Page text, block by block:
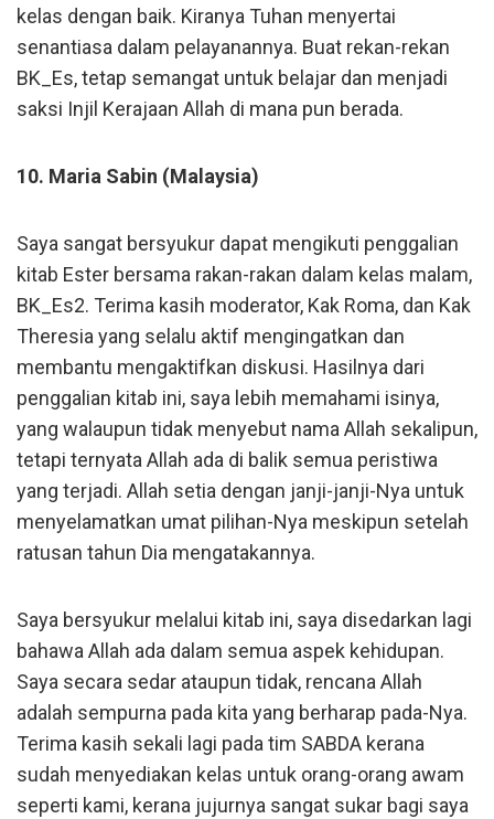
kelas dengan baik. Kiranya Tuhan menyertai
senantiasa dalam pelayanannya. Buat rekan-rekan
BK_Es, tetap semangat untuk belajar dan menjadi
saksi Injil Kerajaan Allah di mana pun berada.
10. Maria Sabin (Malaysia)
Saya sangat bersyukur dapat mengikuti penggalian
kitab Ester bersama rakan-rakan dalam kelas malam,
BK_Es2. Terima kasih moderator, Kak Roma, dan Kak
Theresia yang selalu aktif mengingatkan dan
membantu mengaktifkan diskusi. Hasilnya dari
penggalian kitab ini, saya lebih memahami isinya,
yang walaupun tidak menyebut nama Allah sekalipun,
tetapi ternyata Allah ada di balik semua peristiwa
yang terjadi. Allah setia dengan janji-janji-Nya untuk
menyelamatkan umat pilihan-Nya meskipun setelah
ratusan tahun Dia mengatakannya.
Saya bersyukur melalui kitab ini, saya disedarkan lagi
bahawa Allah ada dalam semua aspek kehidupan.
Saya secara sedar ataupun tidak, rencana Allah
adalah sempurna pada kita yang berharap pada-Nya.
Terima kasih sekali lagi pada tim SABDA kerana
sudah menyediakan kelas untuk orang-orang awam
seperti kami, kerana jujurnya sangat sukar bagi saya